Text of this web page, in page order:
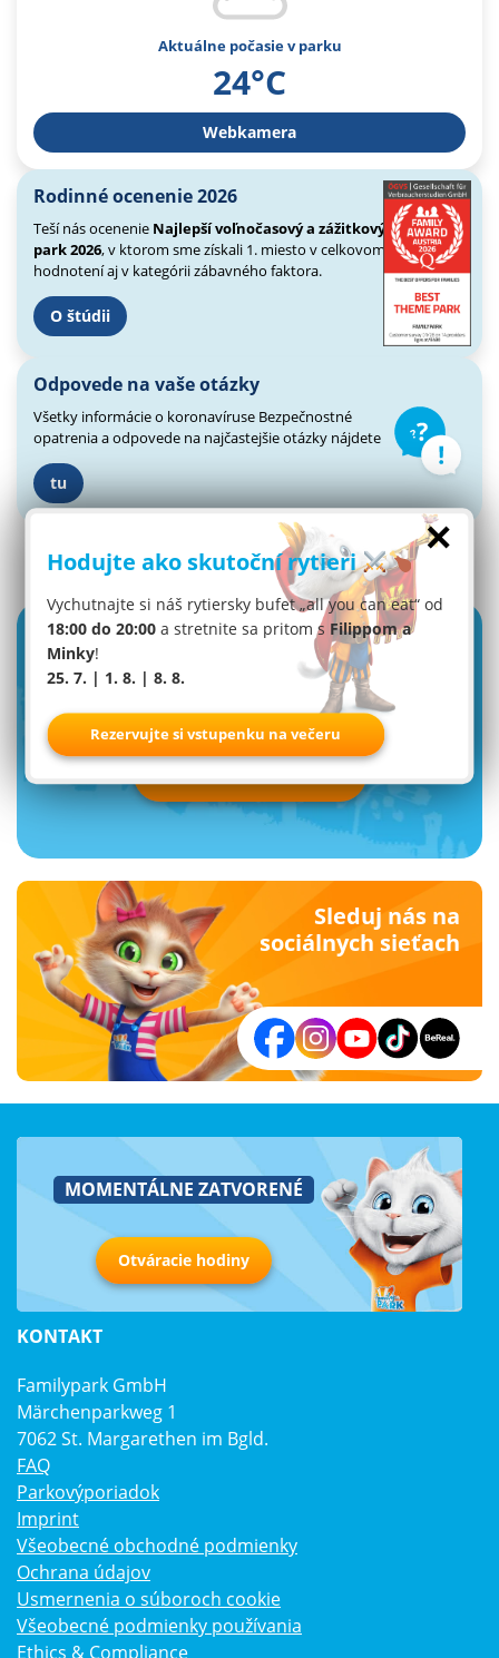
Aktuálne počasie v parku
24°C
Webkamera
Rodinné ocenenie 2026
Teší nás ocenenie Najlepší voľnočasový a zážitkový
park 2026, v ktorom sme získali 1. miesto v celkovom
hodnotení aj v kategórii zábavného faktora.
O štúdii
Odpovede na vaše otázky
Všetky informácie o koronavíruse Bezpečnostné
opatrenia a odpovede na najčastejšie otázky nájdete
tu
newsletter od Familyparku
Sleduj nás na
sociálnych sieťach
MOMENTÁLNE ZATVORENÉ
Otváracie hodiny
KONTAKT
Familypark GmbH
Märchenparkweg 1
7062 St. Margarethen im Bgld.
FAQ
Parkovýporiadok
Imprint
Všeobecné obchodné podmienky
Ochrana údajov
Usmernenia o súboroch cookie
Všeobecné podmienky používania
Ethics & Compliance
×
Hodujte ako skutoční rytieri
Vychutnajte si náš rytiersky bufet „all you can eat“ od
18:00 do 20:00 a stretnite sa pritom s Filippom a
Minky!
25. 7. | 1. 8. | 8. 8.
Rezervujte si vstupenku na večeru